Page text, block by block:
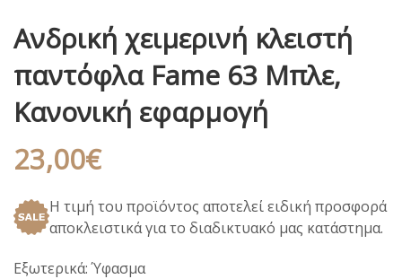
Ανδρική χειμερινή κλειστή
παντόφλα Fame 63 Μπλε,
Κανονική εφαρμογή
23,00€
Η τιμή του προϊόντος αποτελεί ειδική προσφορά
αποκλειστικά για το διαδικτυακό μας κατάστημα.
Εξωτερικά: Ύφασμα